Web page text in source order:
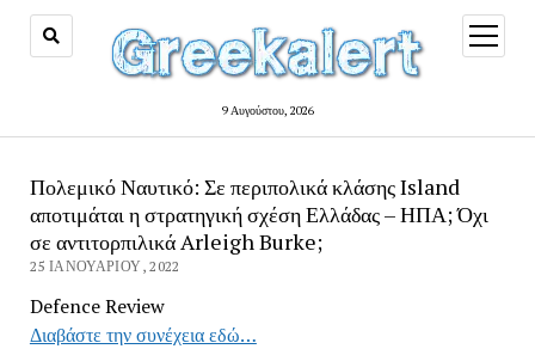
9 Αυγούστου, 2026
open
menu
Πολεμικό Ναυτικό: Σε περιπολικά κλάσης Island
αποτιμάται η στρατηγική σχέση Ελλάδας – ΗΠΑ; Όχι
σε αντιτορπιλικά Arleigh Burke;
25 ΙΑΝΟΥΑΡΊΟΥ, 2022
Defence Review
Διαβάστε την συνέχεια εδώ…